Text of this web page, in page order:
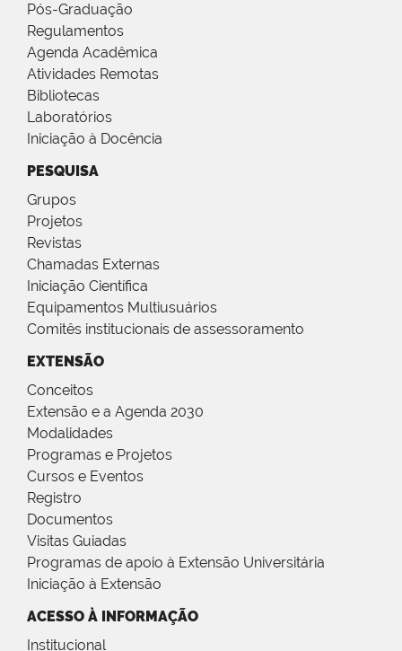
Pós-Graduação
Regulamentos
Agenda Acadêmica
Atividades Remotas
Bibliotecas
Laboratórios
Iniciação à Docência
PESQUISA
Grupos
Projetos
Revistas
Chamadas Externas
Iniciação Científica
Equipamentos Multiusuários
Comitês institucionais de assessoramento
EXTENSÃO
Conceitos
Extensão e a Agenda 2030
Modalidades
Programas e Projetos
Cursos e Eventos
Registro
Documentos
Visitas Guiadas
Programas de apoio à Extensão Universitária
Iniciação à Extensão
ACESSO À INFORMAÇÃO
Institucional